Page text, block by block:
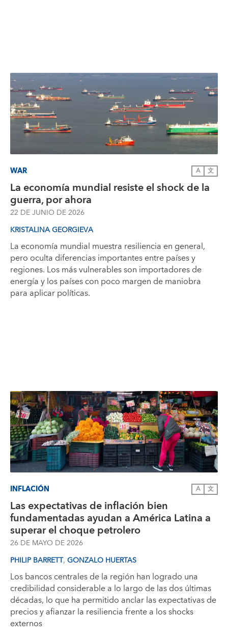
WAR A 文
La economía mundial resiste el shock de la
guerra, por ahora
22 DE JUNIO DE 2026
KRISTALINA GEORGIEVA
La economía mundial muestra resiliencia en general,
pero oculta diferencias importantes entre países y
regiones. Los más vulnerables son importadores de
energía y los países con poco margen de maniobra
para aplicar políticas.
INFLACIÓN A 文
Las expectativas de inflación bien
fundamentadas ayudan a América Latina a
superar el choque petrolero
26 DE MAYO DE 2026
PHILIP BARRETT, GONZALO HUERTAS
Los bancos centrales de la región han logrado una
credibilidad considerable a lo largo de las dos últimas
décadas, lo que ha permitido anclar las expectativas de
precios y afianzar la resiliencia frente a los shocks
externos